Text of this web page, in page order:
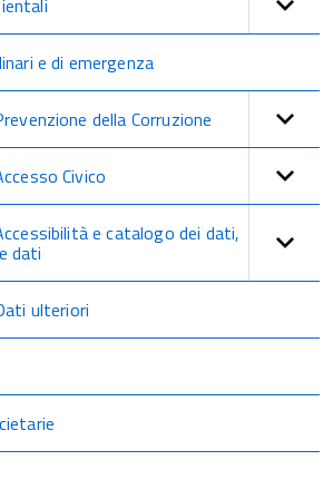
e di emergenza
della Corruzione
Civico
e catalogo dei dati,
dati
ulteriori